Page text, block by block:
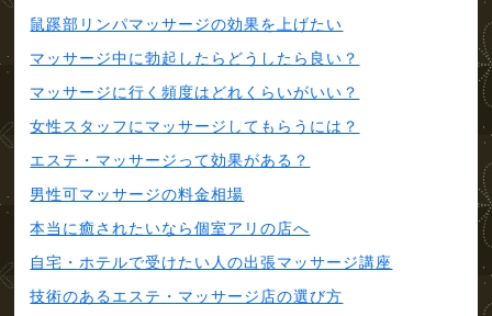
鼠蹊部リンパマッサージの効果を上げたい
マッサージ中に勃起したらどうしたら良い？
マッサージに行く頻度はどれくらいがいい？
女性スタッフにマッサージしてもらうには？
エステ・マッサージって効果がある？
男性可マッサージの料金相場
本当に癒されたいなら個室アリの店へ
自宅・ホテルで受けたい人の出張マッサージ講座
技術のあるエステ・マッサージ店の選び方